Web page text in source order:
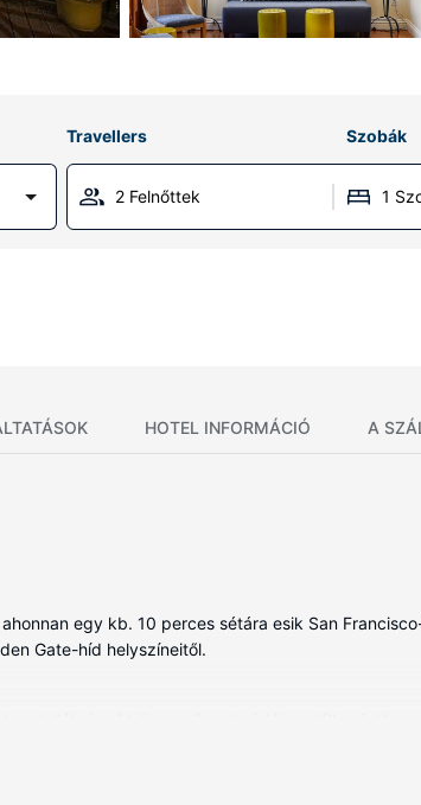
Travellers Szobák
2 Felnőttek 1
HOTEL INFORMÁCIÓ A
egy kb. 10 perces sétára esik San
Gate-híd helyszíneitől.
ingyenes vezetékes és vezeték nélküli internet is